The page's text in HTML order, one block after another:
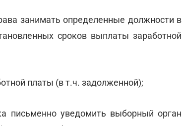
занимать определенные должности в
сроков выплаты заработной
платы (в т.ч. задолженной);
письменно уведомить выборный орган